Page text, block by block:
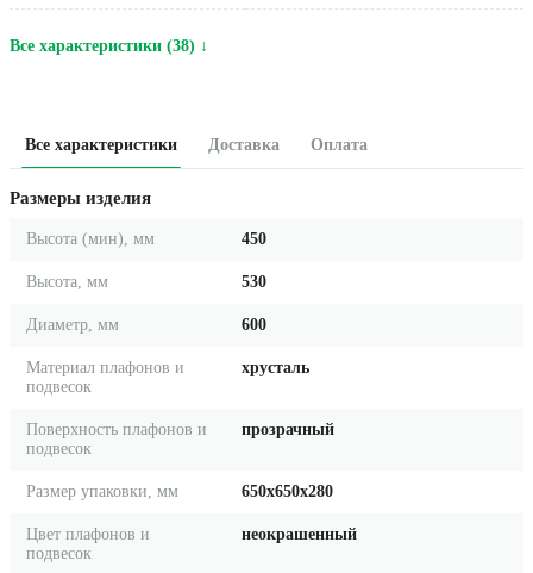
Все характеристики (38) ↓
Все характеристики Доставка Оплата
Размеры изделия
Высота (мин), мм 450
Высота, мм 530
Диаметр, мм 600
Материал плафонов и
подвесок
хрусталь
Поверхность плафонов и
подвесок
прозрачный
Размер упаковки, мм 650x650x280
Цвет плафонов и
подвесок
неокрашенный